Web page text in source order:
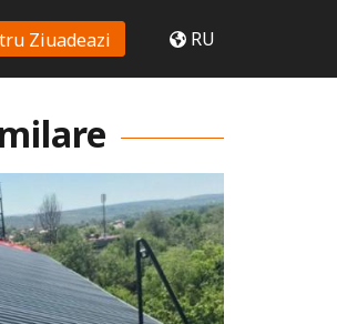
Ziuadeazi RU